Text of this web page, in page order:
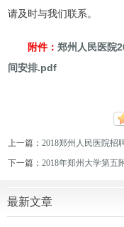
请及时与我们联系。
附件：郑州人民医院
间安排.pdf
上一篇：2018郑州人民医院招
下一篇：2018年郑州大学第五
最新文章